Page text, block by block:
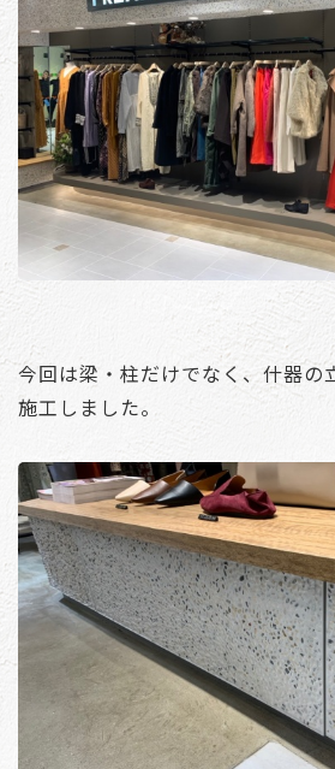
今回は梁・柱だけでなく、什器の
施工しました。